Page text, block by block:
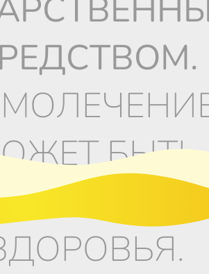
БЫТЬ